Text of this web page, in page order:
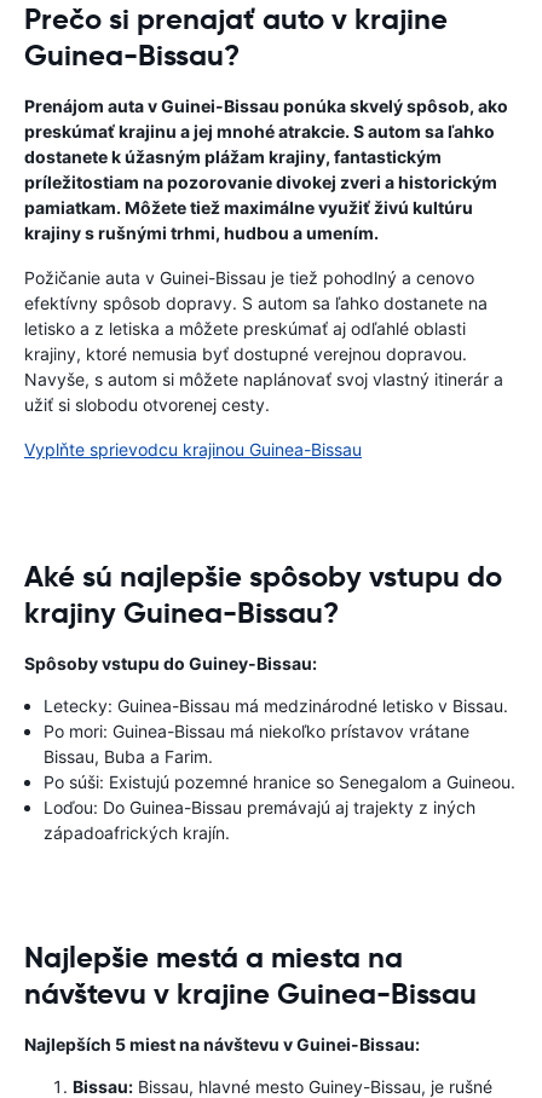
Prečo si prenajať auto v krajine
Guinea-Bissau?
Prenájom auta v Guinei-Bissau ponúka skvelý spôsob, ako
preskúmať krajinu a jej mnohé atrakcie. S autom sa ľahko
dostanete k úžasným plážam krajiny, fantastickým
príležitostiam na pozorovanie divokej zveri a historickým
pamiatkam. Môžete tiež maximálne využiť živú kultúru
krajiny s rušnými trhmi, hudbou a umením.
Požičanie auta v Guinei-Bissau je tiež pohodlný a cenovo
efektívny spôsob dopravy. S autom sa ľahko dostanete na
letisko a z letiska a môžete preskúmať aj odľahlé oblasti
krajiny, ktoré nemusia byť dostupné verejnou dopravou.
Navyše, s autom si môžete naplánovať svoj vlastný itinerár a
užiť si slobodu otvorenej cesty.
Vyplňte sprievodcu krajinou Guinea-Bissau
Aké sú najlepšie spôsoby vstupu do
krajiny Guinea-Bissau?
Spôsoby vstupu do Guiney-Bissau:
Letecky: Guinea-Bissau má medzinárodné letisko v Bissau.
Po mori: Guinea-Bissau má niekoľko prístavov vrátane
Bissau, Buba a Farim.
Po súši: Existujú pozemné hranice so Senegalom a Guineou.
Loďou: Do Guinea-Bissau premávajú aj trajekty z iných
západoafrických krajín.
Najlepšie mestá a miesta na
návštevu v krajine Guinea-Bissau
Najlepších 5 miest na návštevu v Guinei-Bissau:
Bissau: Bissau, hlavné mesto Guiney-Bissau, je rušné